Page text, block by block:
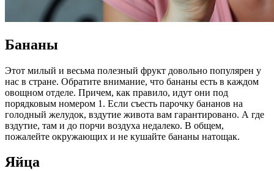
Бананы
Этот милый и весьма полезный фрукт довольно популярен у
нас в стране. Обратите внимание, что бананы есть в каждом
овощном отделе. Причем, как правило, идут они под
порядковым номером 1. Если съесть парочку бананов на
голодный желудок, вздутие живота вам гарантировано. А где
вздутие, там и до порчи воздуха недалеко. В общем,
пожалейте окружающих и не кушайте бананы натощак.
Яйца